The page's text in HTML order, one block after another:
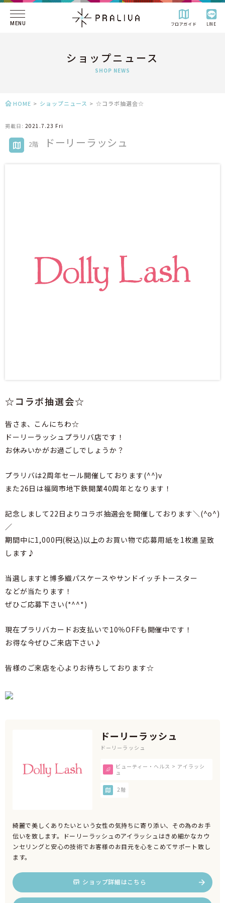
MENU フロアガイド LINE
ショップニュース
SHOP NEWS
HOME > ショップニュース > ☆コラボ抽選会☆
掲載日: 2021.7.23 Fri
2階 ドーリーラッシュ
☆コラボ抽選会☆
皆さま、こんにちわ☆
ドーリーラッシュプラリバ店です！
お休みいかがお過ごしでしょうか？
プラリバは2周年セール開催しております(^^)v
また26日は福岡市地下鉄開業40周年となります！
記念しまして22日よりコラボ抽選会を開催しております＼(^o^)
／
期間中に1,000円(税込)以上のお買い物で応募用紙を1枚進呈致
します♪
当選しますと博多織パスケースやサンドイッチトースター
などが当たります！
ぜひご応募下さい(*^^*)
現在プラリバカードお支払いで10％OFFも開催中です！
お得な今ぜひご来店下さい♪
皆様のご来店を心よりお待ちしております☆
ドーリーラッシュ
ドーリーラッシュ
ビューティー・ヘルス > アイラッシ
ュ
2階
綺麗で美しくありたいという女性の気持ちに寄り添い、その為のお手
伝いを致します。ドーリーラッシュのアイラッシュはきめ細かなカウ
ンセリングと安心の技術でお客様のお目元を心をこめてサポート致し
ます。
ショップ詳細はこちら